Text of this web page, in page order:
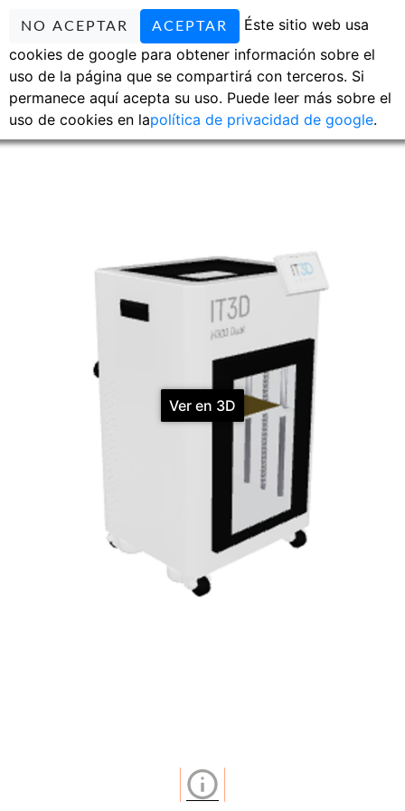
Ver en 3D
NO ACEPTAR ACEPTAR
Éste sitio web usa
cookies de google para obtener información sobre el
uso de la página que se compartirá con terceros. Si
permanece aquí acepta su uso. Puede leer más sobre el
uso de cookies en lapolítica de privacidad de google.